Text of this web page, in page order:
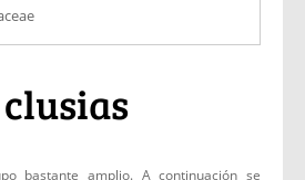
bastante amplio. A continuación se